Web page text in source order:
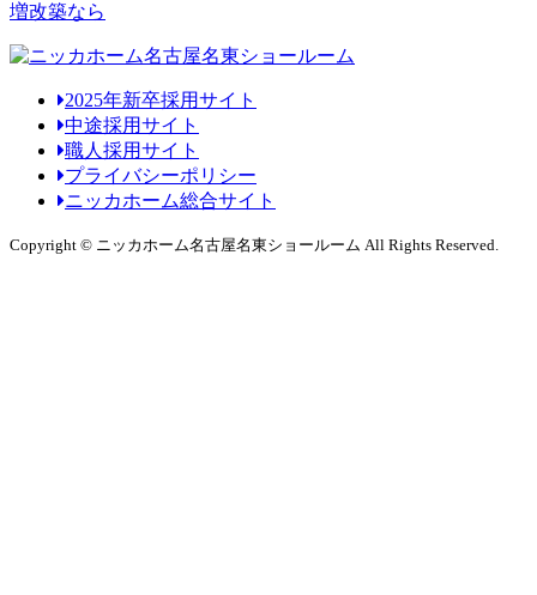
増改築なら
2025年新卒採用サイト
中途採用サイト
職人採用サイト
プライバシーポリシー
ニッカホーム総合サイト
Copyright © ニッカホーム名古屋名東ショールーム All Rights Reserved.